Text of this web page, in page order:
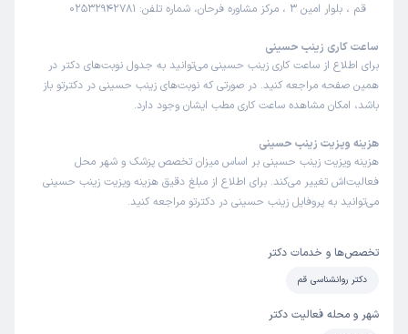
قم ، بلوار امین 3 ، مرکز مشاوره فرحان، شماره تلفن: 02532942781
ساعت کاری زینب حسینی
برای اطلاع از ساعت کاری زینب حسینی می‌توانید به جدول نوبت‌های دکتر در
همین صفحه مراجعه کنید. در صورتی که نوبت‌های زینب حسینی در دکترتو باز
باشد، امکان مشاهده ساعت کاری مطب ایشان وجود دارد.
هزینه ویزیت زینب حسینی
هزینه ویزیت زینب حسینی بر اساس میزان تخصص پزشک و شهر محل
فعالیت‌اش تغییر می‌کند. برای اطلاع از مبلغ دقیق هزینه ویزیت زینب حسینی
می‌توانید به پروفایل زینب حسینی در دکترتو مراجعه کنید.
تخصص‌ها و خدمات دکتر
دکتر روانشناسی قم
شهر و محله فعالیت دکتر